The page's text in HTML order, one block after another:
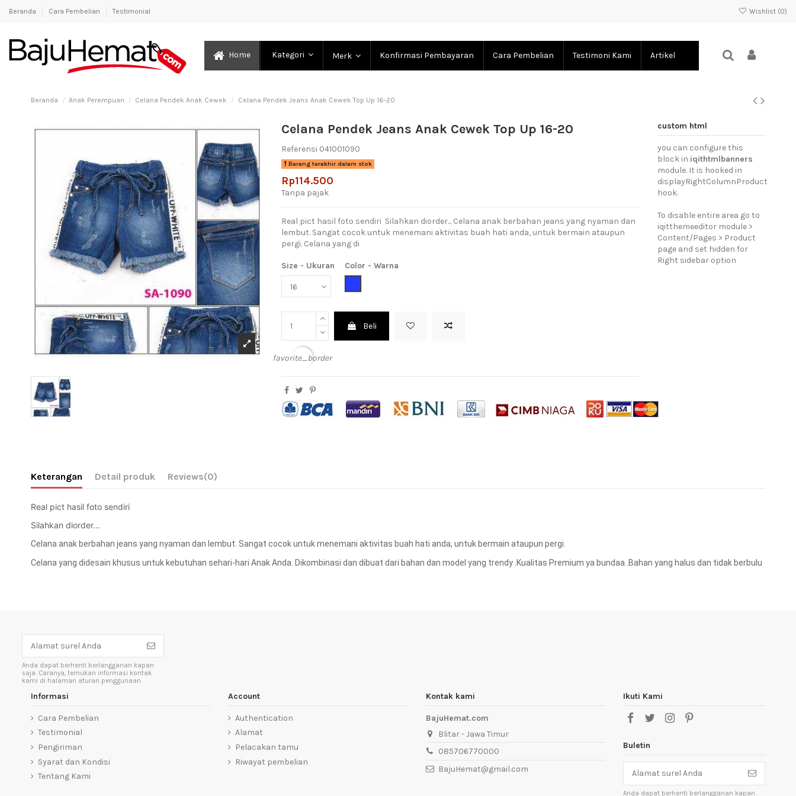
Beranda Cara Pembelian Testimonial Wishlist (0)
Home Kategori Merk Konfirmasi Pembayaran Cara Pembelian Testimoni Kami Artikel
Beranda Anak Perempuan Celana Pendek Anak Cewek Celana Pendek Jeans Anak Cewek Top Up 16-20
Celana Pendek Jeans Anak Cewek Top Up 16-20
Referensi 041001090
Barang terakhir dalam stok
Rp114.500
Tanpa pajak
Real pict hasil foto sendiri Silahkan diorder... Celana anak berbahan jeans yang nyaman dan
lembut. Sangat cocok untuk menemani aktivitas buah hati anda, untuk bermain ataupun
pergi. Celana yang di
Size - Ukuran
Color - Warna
Beli
favorite_border
custom html
you can configure this
block in iqithtmlbanners
module. It is hooked in
displayRightColumnProduct
hook.
To disable entire area go to
iqitthemeeditor module >
Content/Pages > Product
page and set hidden for
Right sidebar option
Keterangan Detail produk Reviews(0)
Real pict hasil foto sendiri
Silahkan diorder...
Celana anak berbahan jeans yang nyaman dan lembut. Sangat cocok untuk menemani aktivitas buah hati anda, untuk bermain ataupun pergi.
Celana yang didesain khusus untuk kebutuhan sehari-hari Anak Anda. Dikombinasi dan dibuat dari bahan dan model yang trendy .Kualitas Premium ya bundaa..Bahan yang halus dan tidak berbulu
Anda dapat berhenti berlangganan kapan
saja. Caranya, temukan informasi kontak
kami di halaman aturan penggunaan.
Informasi
Cara Pembelian
Testimonial
Pengiriman
Syarat dan Kondisi
Tentang Kami
Account
Authentication
Alamat
Pelacakan tamu
Riwayat pembelian
Kontak kami
BajuHemat.com
Blitar - Jawa Timur
085706770000
BajuHemat@gmail.com
Ikuti Kami
Buletin
Anda dapat berhenti berlangganan kapan